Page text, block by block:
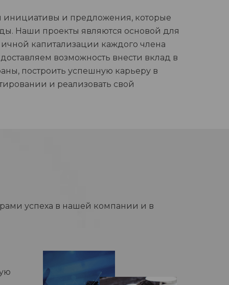
инициативы и предложения, которые
Наши проекты являются основой для
капитализации каждого члена
возможность внести вклад в
построить успешную карьеру в
и реализовать свой
успеха в нашей компании и в